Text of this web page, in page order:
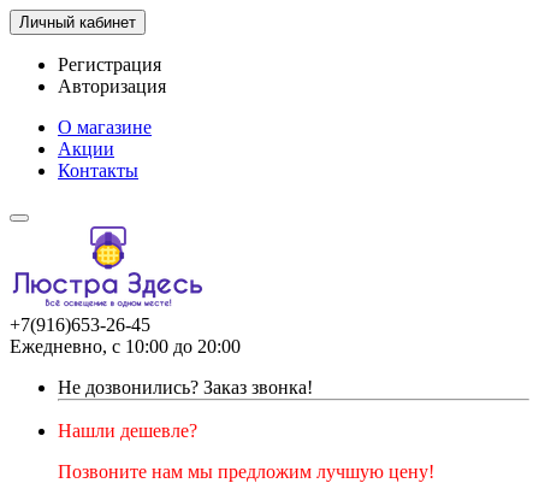
Личный кабинет
Регистрация
Авторизация
О магазине
Акции
Контакты
+7(916)653-26-45
Ежедневно, с 10:00 до 20:00
Не дозвонились? Заказ звонка!
Нашли дешевле?
Позвоните нам мы предложим лучшую цену!